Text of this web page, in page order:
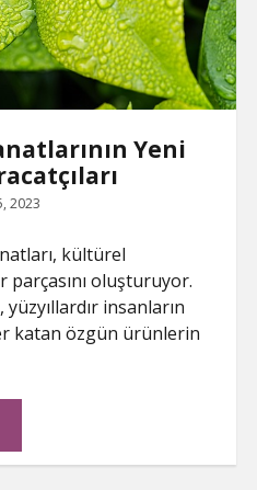
Yeni
2023
kültürel
oluşturuyor.
insanların
katan özgün ürünlerin